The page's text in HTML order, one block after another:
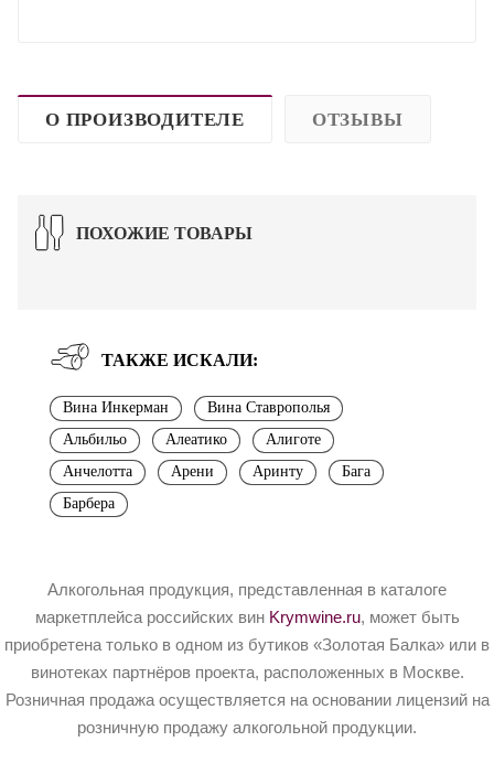
О ПРОИЗВОДИТЕЛЕ ОТЗЫВЫ
ПОХОЖИЕ ТОВАРЫ
ТАКЖЕ ИСКАЛИ:
Вина Инкерман
Вина Ставрополья
Альбильо
Алеатико
Алиготе
Анчелотта
Арени Аринту
Бага
Барбера
Алкогольная продукция, представленная в каталоге
маркетплейса российских вин Krymwine.ru, может быть
приобретена только в одном из бутиков «Золотая Балка» или в
винотеках партнёров проекта, расположенных в Москве.
Розничная продажа осуществляется на основании лицензий на
розничную продажу алкогольной продукции.